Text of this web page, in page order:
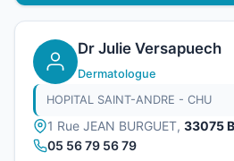
Dr Julie Versapuech
Dermatologue
HOPITAL SAINT-ANDRE - CHU
1 Rue JEAN BURGUET, 33075
05 56 79 56 79